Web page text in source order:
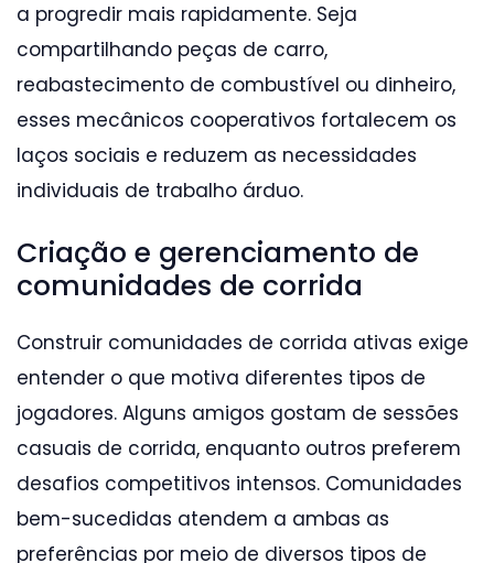
a progredir mais rapidamente. Seja
compartilhando peças de carro,
reabastecimento de combustível ou dinheiro,
esses mecânicos cooperativos fortalecem os
laços sociais e reduzem as necessidades
individuais de trabalho árduo.
Criação e gerenciamento de
comunidades de corrida
Construir comunidades de corrida ativas exige
entender o que motiva diferentes tipos de
jogadores. Alguns amigos gostam de sessões
casuais de corrida, enquanto outros preferem
desafios competitivos intensos. Comunidades
bem-sucedidas atendem a ambas as
preferências por meio de diversos tipos de